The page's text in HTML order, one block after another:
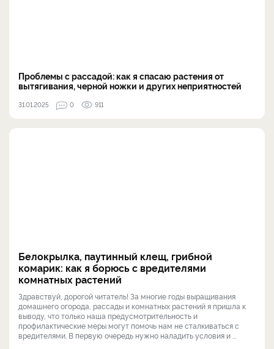
Проблемы с рассадой: как я спасаю растения от
вытягивания, черной ножки и других неприятностей
31.01.2025 0 911
Белокрылка, паутинный клещ, грибной
комарик: как я борюсь с вредителями
комнатных растений
Здравствуй, дорогой читатель! За многие годы выращивания
домашнего огорода, рассады и комнатных растений я пришла к
выводу, что только наша предусмотрительность и
профилактические меры могут помочь нам не сталкиваться с
вредителями. В первую очередь нужно наладить условия и ...